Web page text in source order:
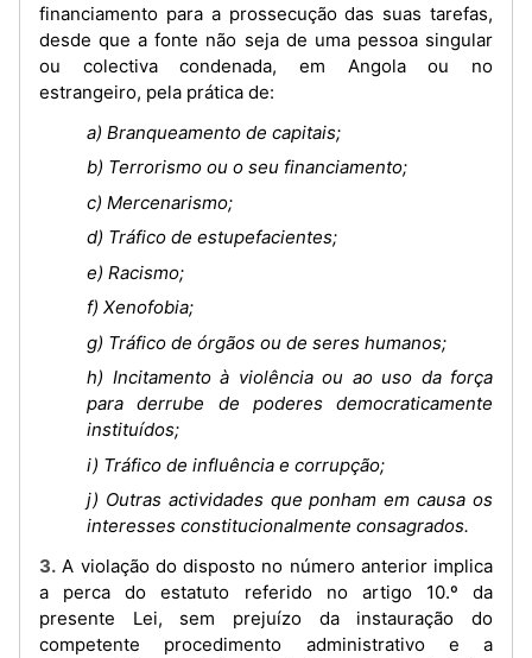
financiamento para a prossecução das suas tarefas,
desde que a fonte não seja de uma pessoa singular
ou colectiva condenada, em Angola ou no
estrangeiro, pela prática de:
a) Branqueamento de capitais;
b) Terrorismo ou o seu financiamento;
c) Mercenarismo;
d) Tráfico de estupefacientes;
e) Racismo;
f) Xenofobia;
g) Tráfico de órgãos ou de seres humanos;
h) Incitamento à violência ou ao uso da força
para derrube de poderes democraticamente
instituídos;
i) Tráfico de influência e corrupção;
j) Outras actividades que ponham em causa os
interesses constitucionalmente consagrados.
3. A violação do disposto no número anterior implica
a perca do estatuto referido no artigo 10.º da
presente Lei, sem prejuízo da instauração do
competente procedimento administrativo e a